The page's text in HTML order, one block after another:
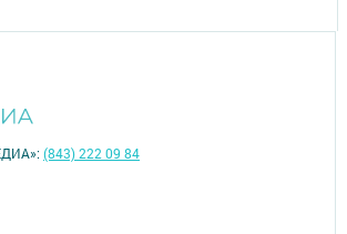
(843) 222 09 84